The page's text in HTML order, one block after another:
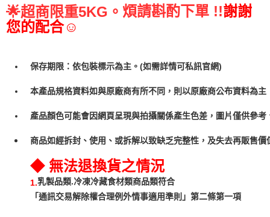
🌟超商限重5KG。 煩請斟酌下單 !!謝謝
您的配合☺
保存期限：依包裝標示為主。(如需詳情可私訊官網)
本產品規格資料如與原廠商有所不同，則以原廠商公布資料為主
產品顏色可能會因網頁呈現與拍攝關係產生色差，圖片僅供參
商品如經拆封、使用、或拆解以致缺乏完整性，及失去再販售
◆ 無法退換貨之情況
1.乳製品類.冷凍冷藏食材類商品類符合
「通訊交易解除權合理例外情事適用準則」第二條第一項